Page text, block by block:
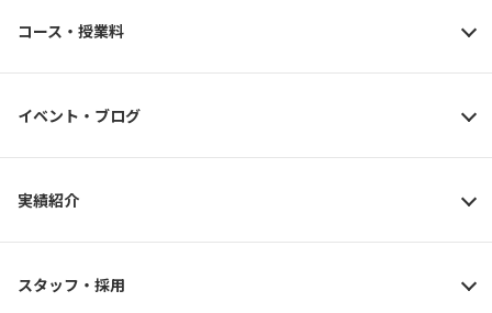
コース・授業料
イベント・ブログ
実績紹介
スタッフ・採用